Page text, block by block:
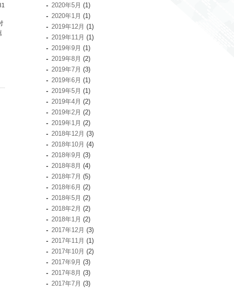
2020年5月 (1)
2020年1月 (1)
2019年12月 (1)
2019年11月 (1)
2019年9月 (1)
2019年8月 (2)
2019年7月 (3)
2019年6月 (1)
2019年5月 (1)
2019年4月 (2)
2019年2月 (2)
2019年1月 (2)
2018年12月 (3)
2018年10月 (4)
2018年9月 (3)
2018年8月 (4)
2018年7月 (5)
2018年6月 (2)
2018年5月 (2)
2018年2月 (2)
2018年1月 (2)
2017年12月 (3)
2017年11月 (1)
2017年10月 (2)
2017年9月 (3)
2017年8月 (3)
2017年7月 (3)